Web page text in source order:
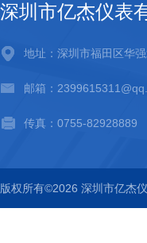
深圳市亿杰仪表
地址：深圳市福田区华
邮箱：
传真：0755-82928889
版权所有©2026 深圳市亿杰